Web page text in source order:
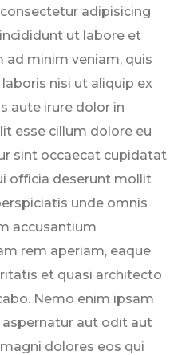
adipisicing
ut labore et
ad minim veniam, quis
nisi ut aliquip ex
aute irure dolor in
esse cillum dolore eu
sint occaecat cupidatat
officia deserunt mollit
unde omnis
accusantium
rem aperiam, eaque
et quasi architecto
Nemo enim ipsam
aut odit aut
dolores eos qui